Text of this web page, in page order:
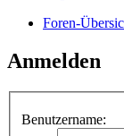
Foren-
Anmelden
Benutzername: